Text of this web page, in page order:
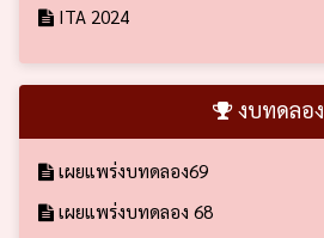
ITA 2024
งบทดลอง
เผยแพร่งบทดลอง69
เผยแพร่งบทดลอง 68